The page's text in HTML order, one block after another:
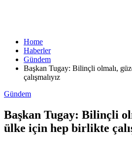
Home
Haberler
Gündem
Başkan Tugay: Bilinçli olmalı,
çalışmalıyız
Gündem
Başkan Tugay: Bilinçli
ülke için hep birlikte